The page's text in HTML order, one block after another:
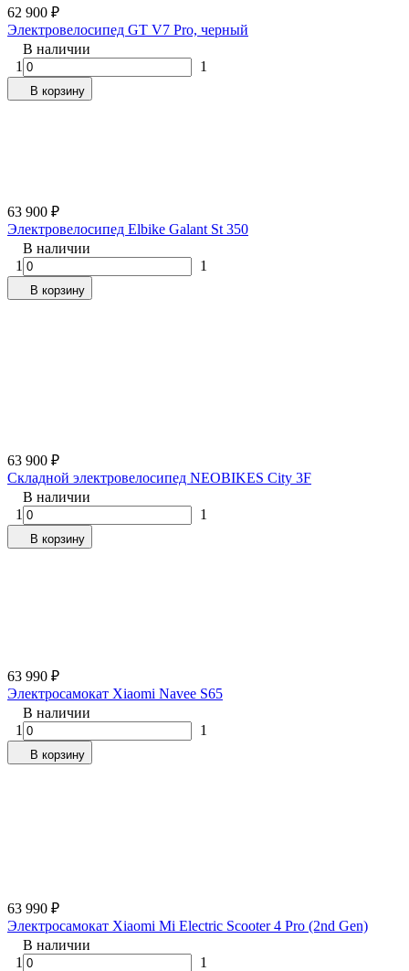
62 900 ₽
Электровелосипед GT V7 Pro, черный
В наличии
1
1
В корзину
63 900 ₽
Электровелосипед Elbike Galant St 350
В наличии
1
1
В корзину
63 900 ₽
Складной электровелосипед NEOBIKES City 3F
В наличии
1
1
В корзину
63 990 ₽
Электросамокат Xiaomi Navee S65
В наличии
1
1
В корзину
63 990 ₽
Электросамокат Xiaomi Mi Electric Scooter 4 Pro (2nd Gen)
В наличии
1
1